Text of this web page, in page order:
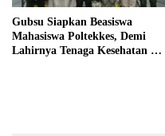
Gubsu Siapkan Beasiswa
Mahasiswa Poltekkes, Demi
Lahirnya Tenaga Kesehatan Di